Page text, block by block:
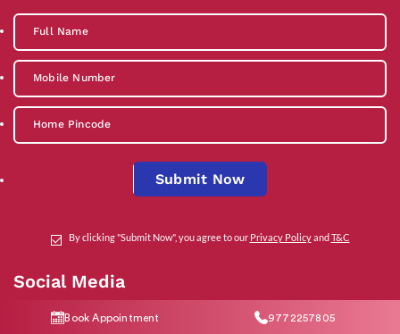
Book Appointment 9772257805
Submit Now
By clicking "Submit Now", you agree to our Privacy PolicyandT&C
Social Media